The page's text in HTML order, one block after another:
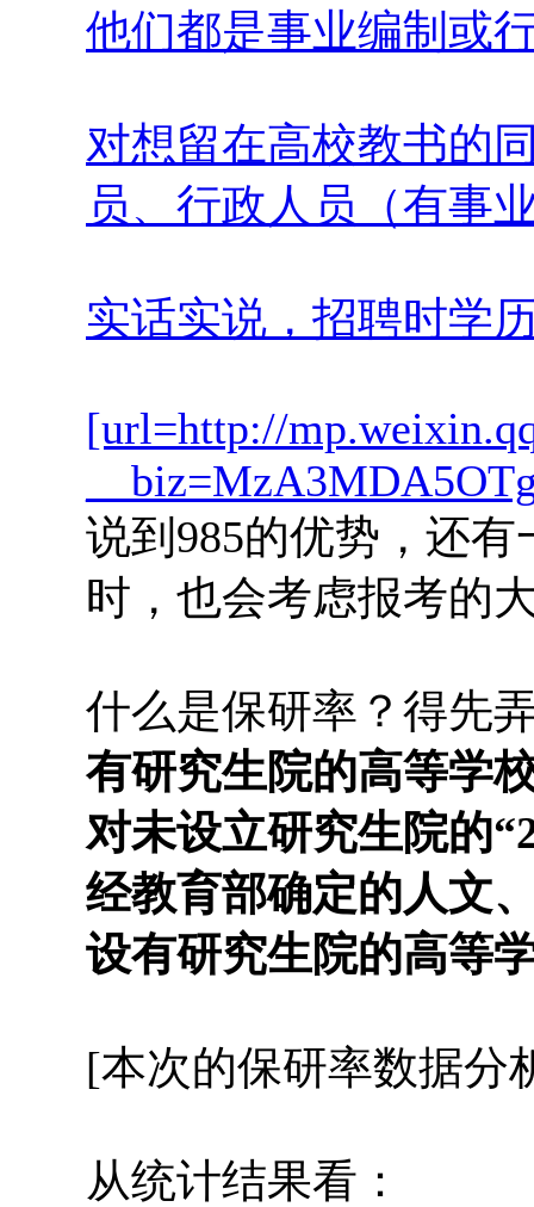
他们都是事业编制或
对想留在高校教书的
员、行政人员（有事
实话实说，招聘时学
[url=http://
说到985的优势，还
时，也会考虑报考的
什么是保研率？得先
有研究生院的高等学
对未设立研究生院的
经教育部确定的人文
设有研究生院的高等
[本次的保研率数据分
从统计结果看：